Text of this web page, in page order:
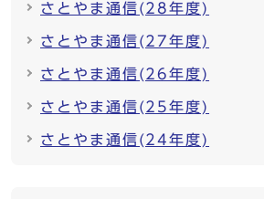
さとやま通信(28年度)
さとやま通信(27年度)
さとやま通信(26年度)
さとやま通信(25年度)
さとやま通信(24年度)